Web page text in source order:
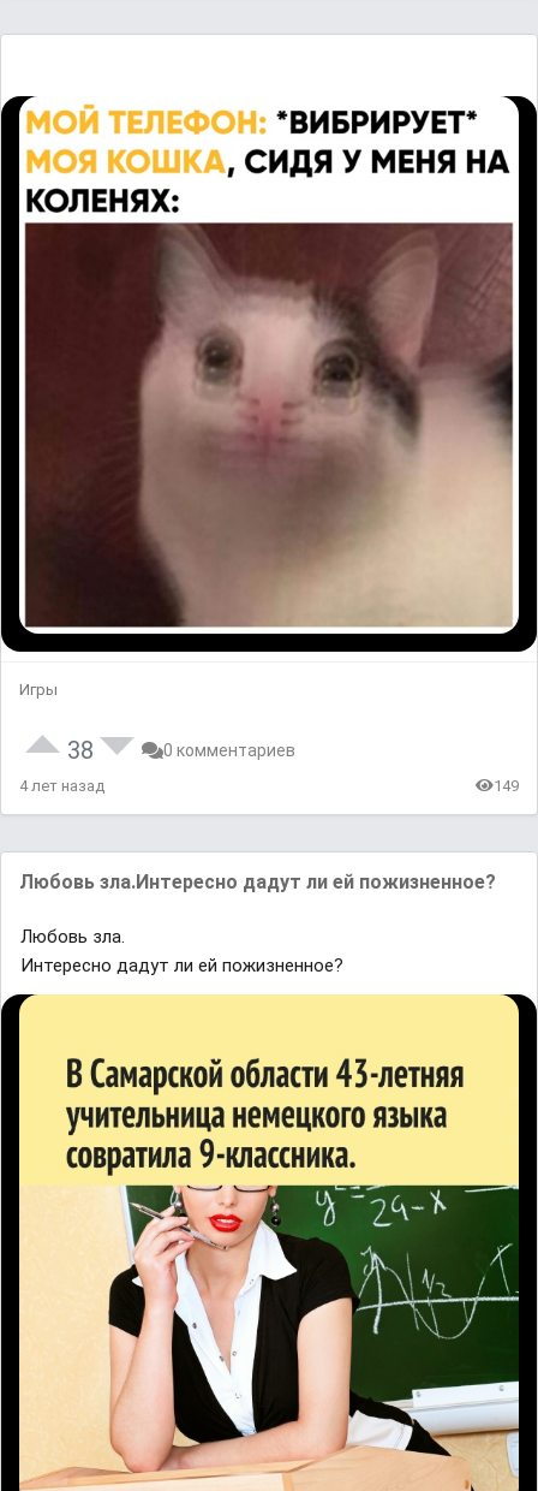
Игры
38 0 комментариев
4 лет назад 149
Любовь зла.Интересно дадут ли ей пожизненное?
Любовь зла.
Интересно дадут ли ей пожизненное?